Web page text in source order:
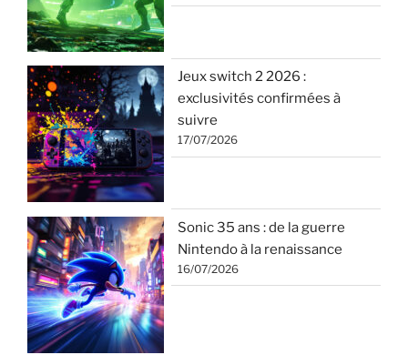
Jeux switch 2 2026 :
exclusivités confirmées à
suivre
17/07/2026
Sonic 35 ans : de la guerre
Nintendo à la renaissance
16/07/2026